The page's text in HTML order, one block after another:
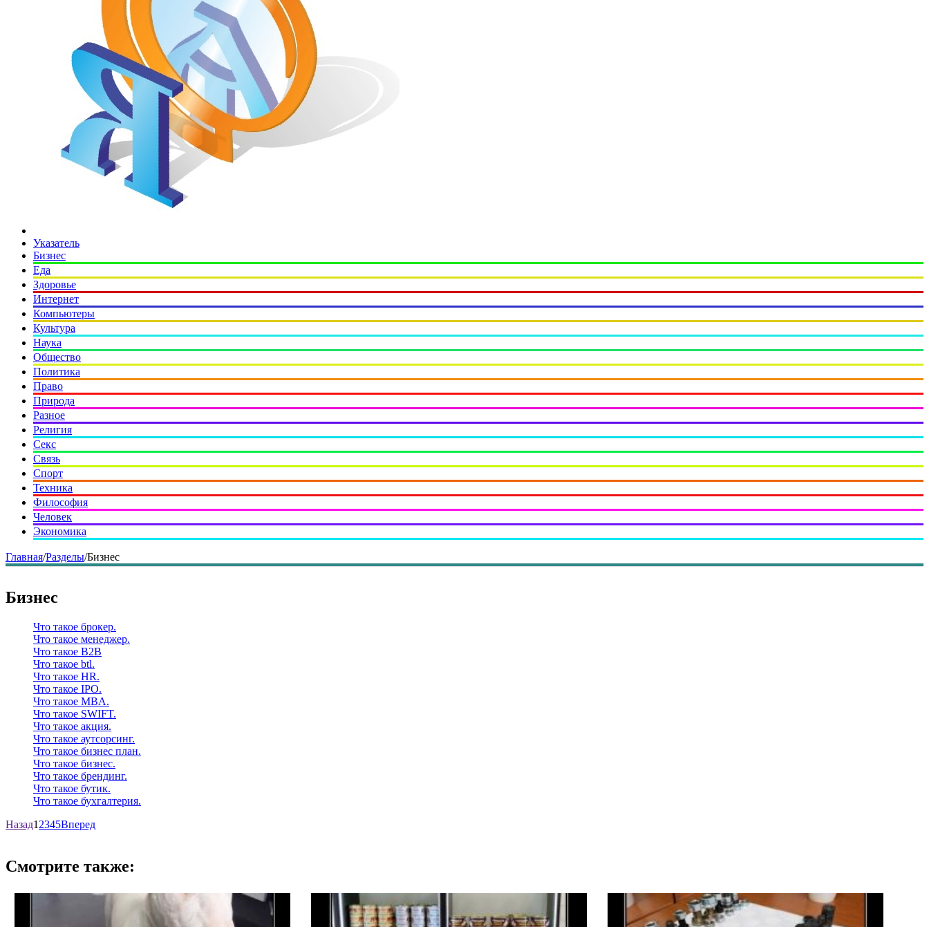
Указатель
Бизнес
Еда
Здоровье
Интернет
Компьютеры
Культура
Наука
Общество
Политика
Право
Природа
Разное
Религия
Секс
Связь
Спорт
Техника
Философия
Человек
Экономика
Главная/Разделы/Бизнес
Бизнес
Что такое брокер.
Что такое менеджер.
Что такое B2B
Что такое btl.
Что такое HR.
Что такое IPO.
Что такое MBA.
Что такое SWIFT.
Что такое акция.
Что такое аутсорсинг.
Что такое бизнес план.
Что такое бизнес.
Что такое брендинг.
Что такое бутик.
Что такое бухгалтерия.
Назад1 2345Вперед
Смотрите также: